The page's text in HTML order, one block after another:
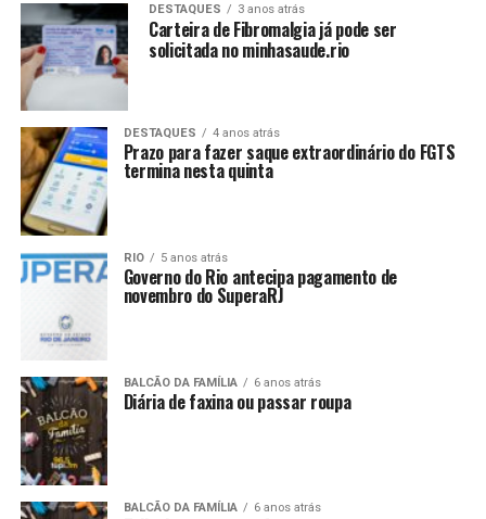
DESTAQUES 3 anos atrás
Carteira de Fibromalgia já pode ser
solicitada no minhasaude.rio
DESTAQUES 4 anos atrás
Prazo para fazer saque extraordinário do FGTS
termina nesta quinta
RIO 5 anos atrás
Governo do Rio antecipa pagamento de
novembro do SuperaRJ
BALCÃO DA FAMÍLIA 6 anos atrás
Diária de faxina ou passar roupa
BALCÃO DA FAMÍLIA 6 anos atrás